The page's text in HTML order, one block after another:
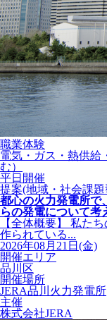
職業体験
電気・ガス・熱供給
む）
平日開催
提案(地域・社会課題
都心の火力発電所で
らの発電について考
【全体概要】 私た
作られている...
2026年08月21日(金)
開催エリア
品川区
開催場所
JERA品川火力発電所
主催
株式会社JERA